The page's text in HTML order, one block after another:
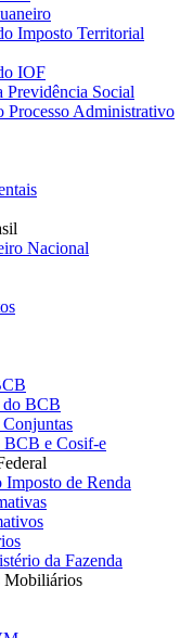
Imposto Territorial
IOF
Previdência Social
Processo Administrativo
Nacional
do BCB
BCB e Cosif-e
de Renda
da Fazenda
Mobiliários